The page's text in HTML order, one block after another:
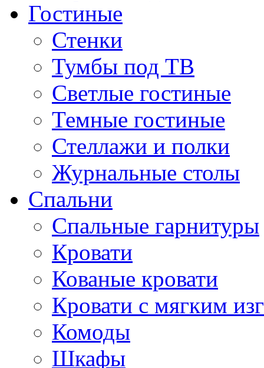
Гостиные
Стенки
Тумбы под ТВ
Светлые гостиные
Темные гостиные
Стеллажи и полки
Журнальные столы
Спальни
Спальные гарнитуры
Кровати
Кованые кровати
Кровати с мягким
Комоды
Шкафы